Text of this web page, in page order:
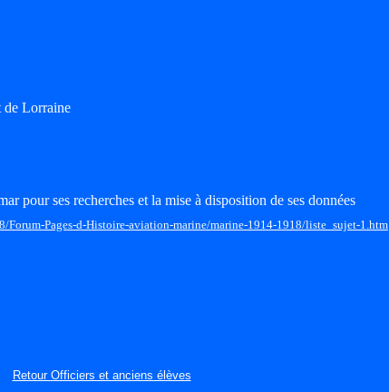
de Lorraine
pour ses recherches et la mise à disposition de ses données
Forum-Pages-d-Histoire-aviation-marine/marine-1914-1918/liste_sujet-1.htm
Retour Officiers et anciens élèves